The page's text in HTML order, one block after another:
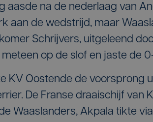
aasde na de nederlaag van
aan de wedstrijd, maar
Schrijvers, uitgeleend
op de slof en jaste de
KV Oostende de voorsprong
De Franse draaischijf van
Waaslanders, Akpala tikte